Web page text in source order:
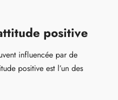
positive
influencée par de
positive est l’un des